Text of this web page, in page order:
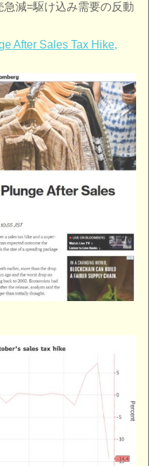
減=駆け込み需要の反動
After Sales Tax Hike,